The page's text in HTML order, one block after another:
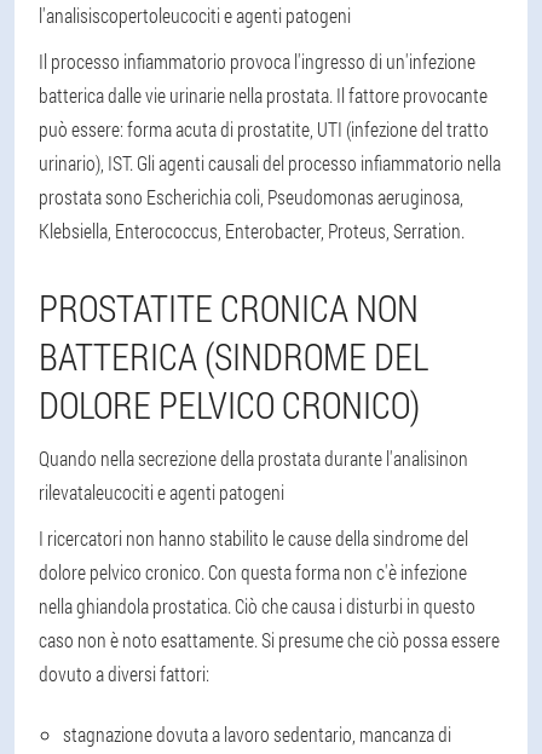
l'analisiscopertoleucociti e agenti patogeni
Il processo infiammatorio provoca l'ingresso di un'infezione
batterica dalle vie urinarie nella prostata. Il fattore provocante
può essere: forma acuta di prostatite, UTI (infezione del tratto
urinario), IST. Gli agenti causali del processo infiammatorio nella
prostata sono Escherichia coli, Pseudomonas aeruginosa,
Klebsiella, Enterococcus, Enterobacter, Proteus, Serration.
PROSTATITE CRONICA NON
BATTERICA (SINDROME DEL
DOLORE PELVICO CRONICO)
Quando nella secrezione della prostata durante l'analisinon
rilevataleucociti e agenti patogeni
I ricercatori non hanno stabilito le cause della sindrome del
dolore pelvico cronico. Con questa forma non c'è infezione
nella ghiandola prostatica. Ciò che causa i disturbi in questo
caso non è noto esattamente. Si presume che ciò possa essere
dovuto a diversi fattori:
stagnazione dovuta a lavoro sedentario, mancanza di